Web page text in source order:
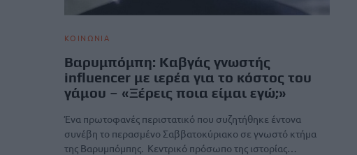
ΚΟΙΝΩΝΙΑ
Βαρυμπόμπη: Καβγάς γνωστής
influencer με ιερέα για το κόστος του
γάμου – «Ξέρεις ποια είμαι εγώ;»
Ένα πρωτοφανές περιστατικό που συζητήθηκε έντονα
συνέβη το περασμένο Σαββατοκύριακο σε γνωστό κτήμα
της Βαρυμπόμπης. Κεντρικό πρόσωπο της ιστορίας…